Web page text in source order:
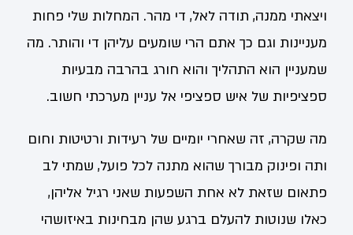
ויצאתי ממנה, תודה לאל, די מהר. המחלות שלי פחות
מעניינות וגם כך אתם הרי שומעים עליהן די והותר. מה
שמעניין הוא התהליך והוא חורג בהרבה מבעיות
ספציפיות של איש ספציפי אל עניין מערכתי חשוב.
מה שקרה, זה שאחרי יומיים של רעידות ורטיטות וחום
ותה ופינוק מבורך שהוא מתנה לכל פועל, שמתי לב
פתאום שזאת לא אחת השפעות שאני רגיל אליהן,
כאלו שנוטות להעלם ברגע שהן מבחינות באיזושהי